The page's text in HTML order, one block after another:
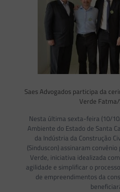
Saes Advogados participa da
Verde
Nesta última sexta-feira (10/
Ambiente do Estado de Santa
da Indústria da Construção
(Sinduscon) assinaram
Verde, iniciativa idealizada
agilidade e simplificar o
de empreendimentos da